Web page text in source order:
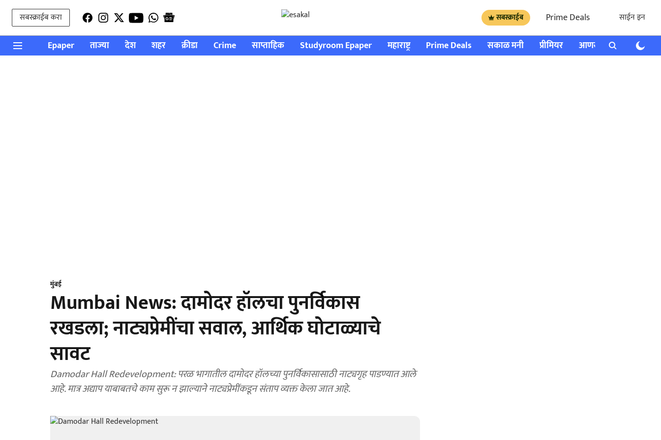
सबस्क्राईब करा सबस्क्राईब Prime Deals साईन इन
Epaper ताज्या देश शहर क्रीडा Crime साप्ताहिक Studyroom Epaper महाराष्ट्र Prime Deals सकाळ मनी प्रीमियर आणखी राशी भविष्य
मुंबई
Mumbai News: दामोदर हॉलचा पुनर्विकास
रखडला; नाट्यप्रेमींचा सवाल, आर्थिक घोटाळ्याचे
सावट
Damodar Hall Redevelopment: परळ भागातील दामोदर हॉलच्या पुनर्विकासासाठी नाट्यगृह पाडण्यात आले
आहे. मात्र अद्याप याबाबतचे काम सुरू न झाल्याने नाट्यप्रेमींकडून संताप व्यक्त केला जात आहे.